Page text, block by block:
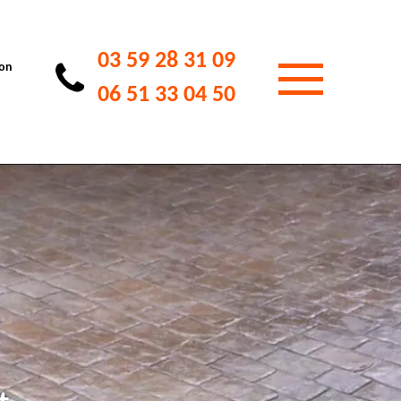
03 59 28 31 09
06 51 33 04 50